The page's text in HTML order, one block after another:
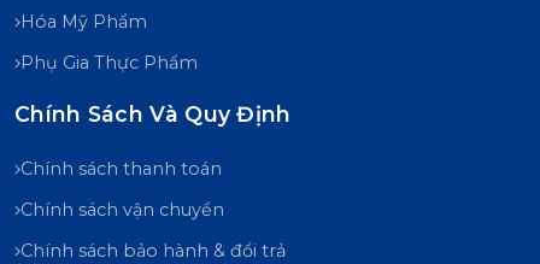
Hóa Mỹ Phẩm
Phụ Gia Thực Phẩm
Chính Sách Và Quy Định
Chính sách thanh toán
Chính sách vận chuyển
Chính sách bảo hành & đổi trả